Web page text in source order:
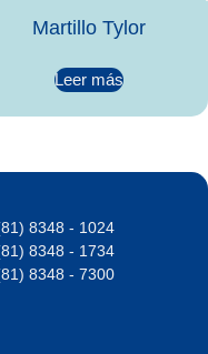
Martillo Tylor
Leer más
8348 - 1024
8348 - 1734
8348 - 7300